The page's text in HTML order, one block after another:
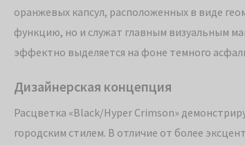
оранжевых капсул, расположенных в виде
функцию, но и служат главным визуальным
эффектно выделяется на фоне темного
Дизайнерская концепция
Расцветка «Black/Hyper Crimson»
городским стилем. В отличие от более